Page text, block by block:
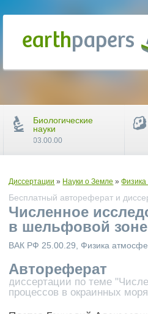
Диссертации » Науки о Земле »
Бесплатный автореферат и
Численное
в шельфовой зоне
ВАК РФ 25.00.29, Физика
Автореферат
диссертации по теме
процессов в окраинных
Биологические
науки
03.00.00